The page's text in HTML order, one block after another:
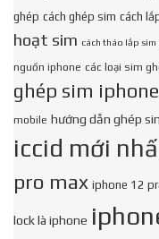
ghép cách ghép sim cách
hoạt sim cách tháo lắp sim
nguồn iphone các loại sim
ghép sim iphone
mobile hướng dẫn ghép
iccid mới
pro max iphone 12
lock là iphone